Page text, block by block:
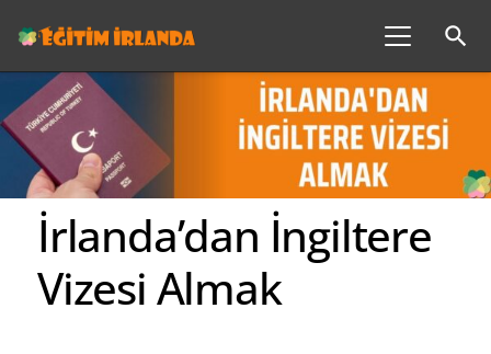
search
İrlanda’dan İngiltere
Vizesi Almak